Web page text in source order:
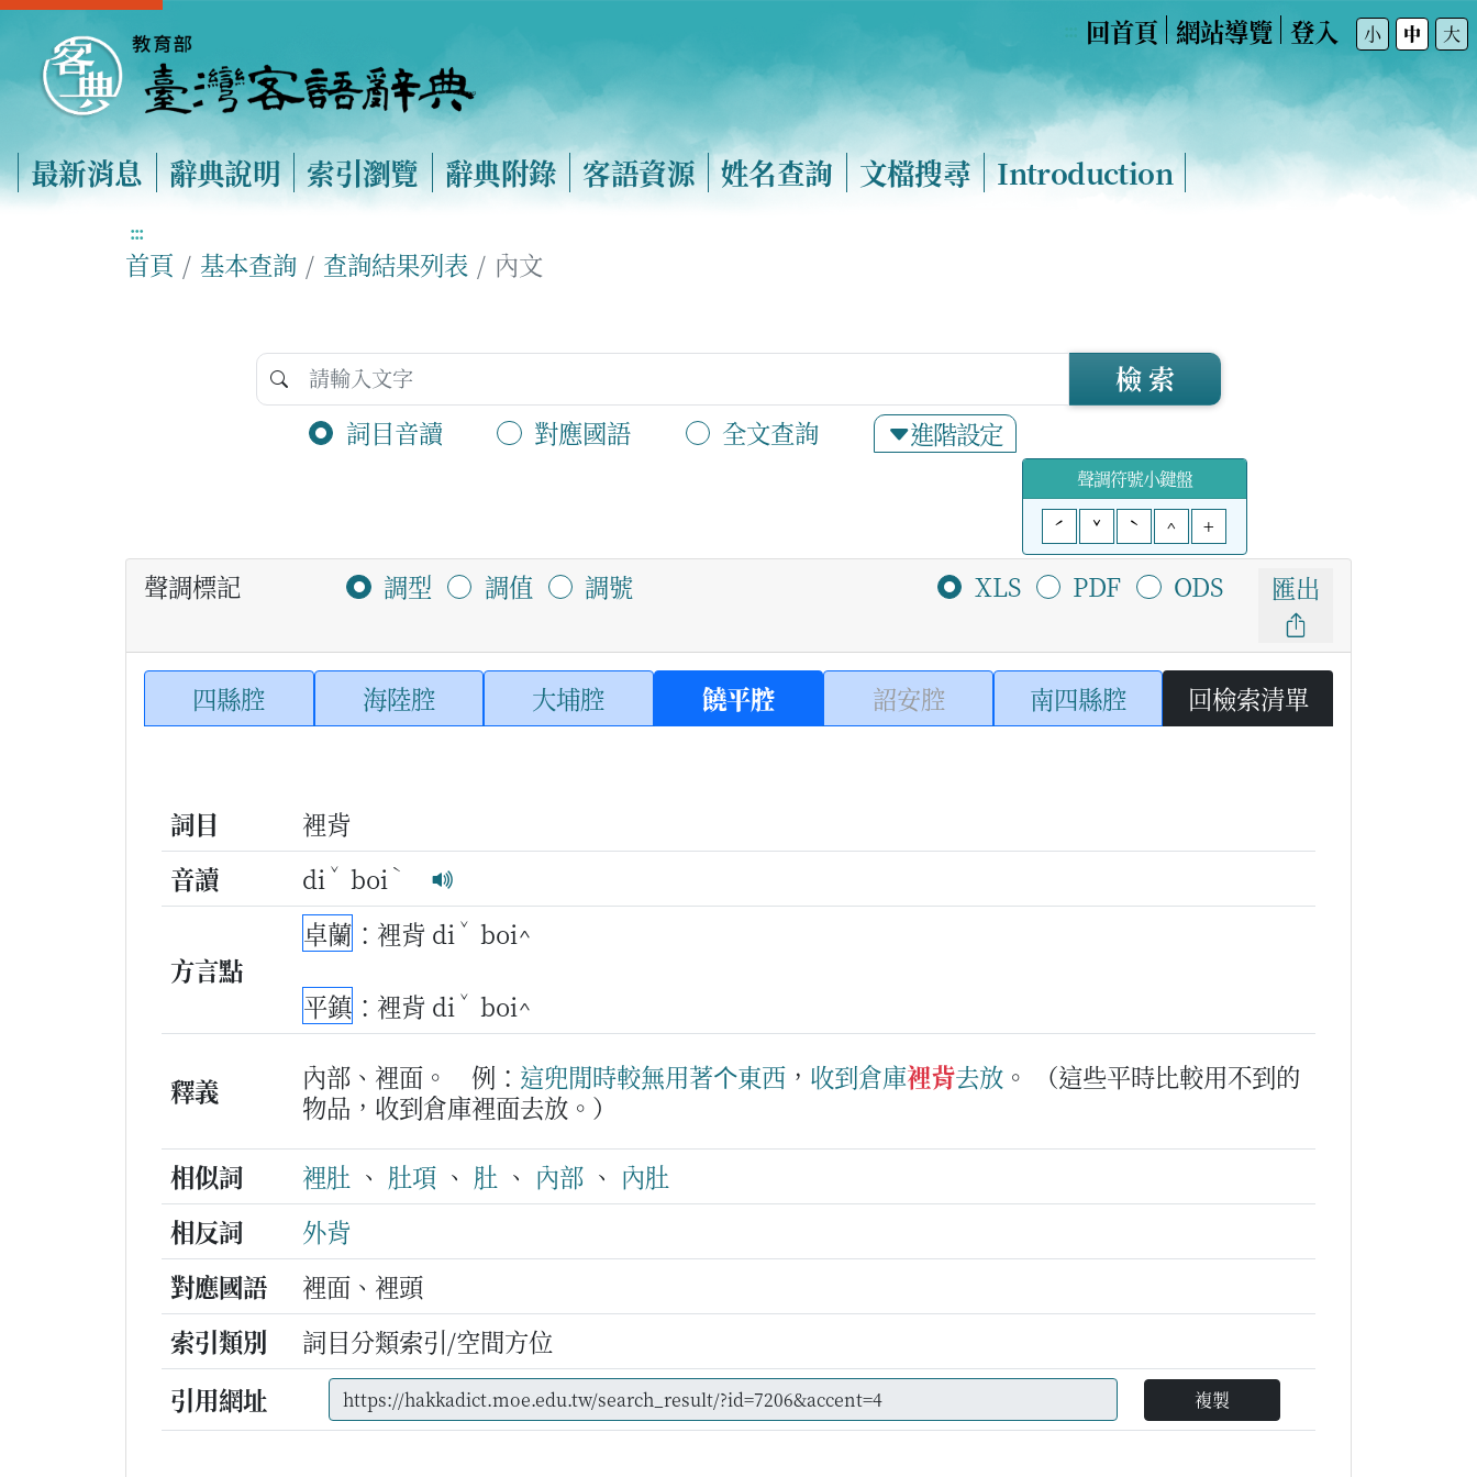
回首頁 網站導覽 登入 小 中 大
最新消息 辭典說明 索引瀏覽 辭典附錄 客語資源 姓名查詢 文檔搜尋 Introduction
:::
首頁 基本查詢 查詢結果列表 內文
詞目音讀 對應國語 全文查詢 進階設定
檢 索
聲調符號小鍵盤
ˊ
ˇ ˋ ^ +
聲調標記 調型 調值 調號 XLS PDF ODS 匯出
四縣腔 海陸腔 大埔腔 饒平腔 詔安腔 南四縣腔 回檢索清單
詞目
裡背
音讀
di ˇ boi ˋ
方言點
卓蘭 ：裡背 di ˇ boi^
平鎮 ：裡背 di ˇ boi^
釋義 內部、裡面。 例： 這兜閒時較無用著个東西 ， 收到倉庫裡背去放 。
（這些平時比較用不到的
物品，收到倉庫裡面去放。）
相似詞
裡肚 、 肚項 、 肚 、 內部 、 內肚
相反詞
外背
對應國語
裡面、裡頭
索引類別
詞目分類索引/空間方位
引用網址
複製